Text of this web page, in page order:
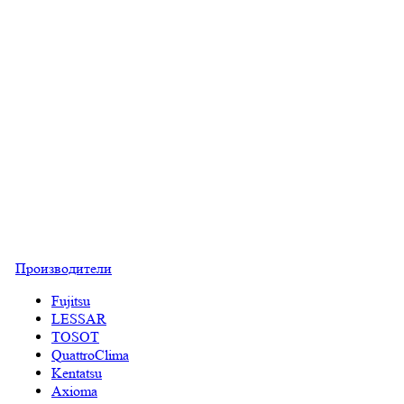
Производители
Fujitsu
LESSAR
TOSOT
QuattroClima
Kentatsu
Axioma